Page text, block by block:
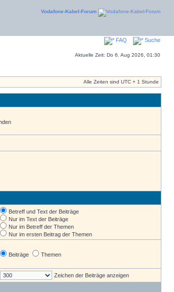
Vodafone-Kabel-Forum
FAQ Suche
Aktuelle Zeit: Do 6. Aug 2026, 01:30
Alle Zeiten sind UTC + 1 Stunde
Betreff und Text der Beiträge
Nur im Text der Beiträge
Nur im Betreff der Themen
Nur im ersten Beitrag der Themen
Beiträge Themen
Zeichen der Beiträge anzeigen